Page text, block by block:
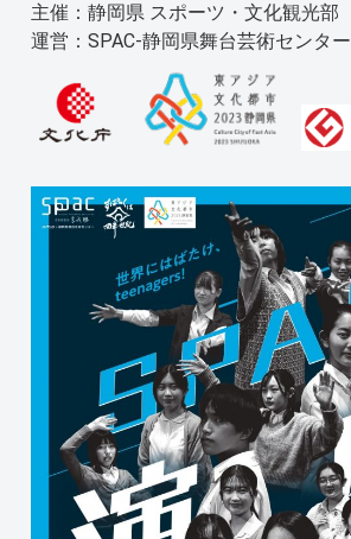
主催：静岡県 スポーツ・文化観光部
運営：SPAC-静岡県舞台芸術センター